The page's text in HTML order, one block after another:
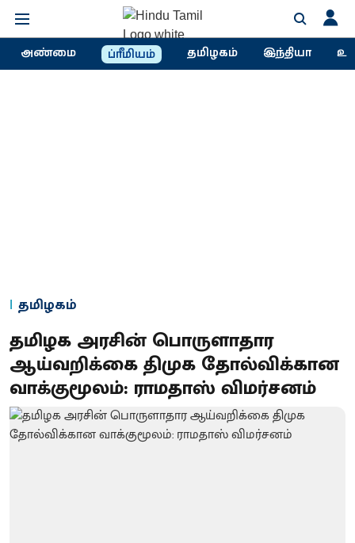
அண்மை ப்ரீமியம் தமிழகம் இந்தியா
தமிழகம்
தமிழக அரசின் பொருளாதார
ஆய்வறிக்கை திமுக தோல்விக்கான
வாக்குமூலம்: ராமதாஸ் விமர்சனம்